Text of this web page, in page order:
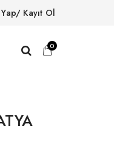
Kayıt Ol
0